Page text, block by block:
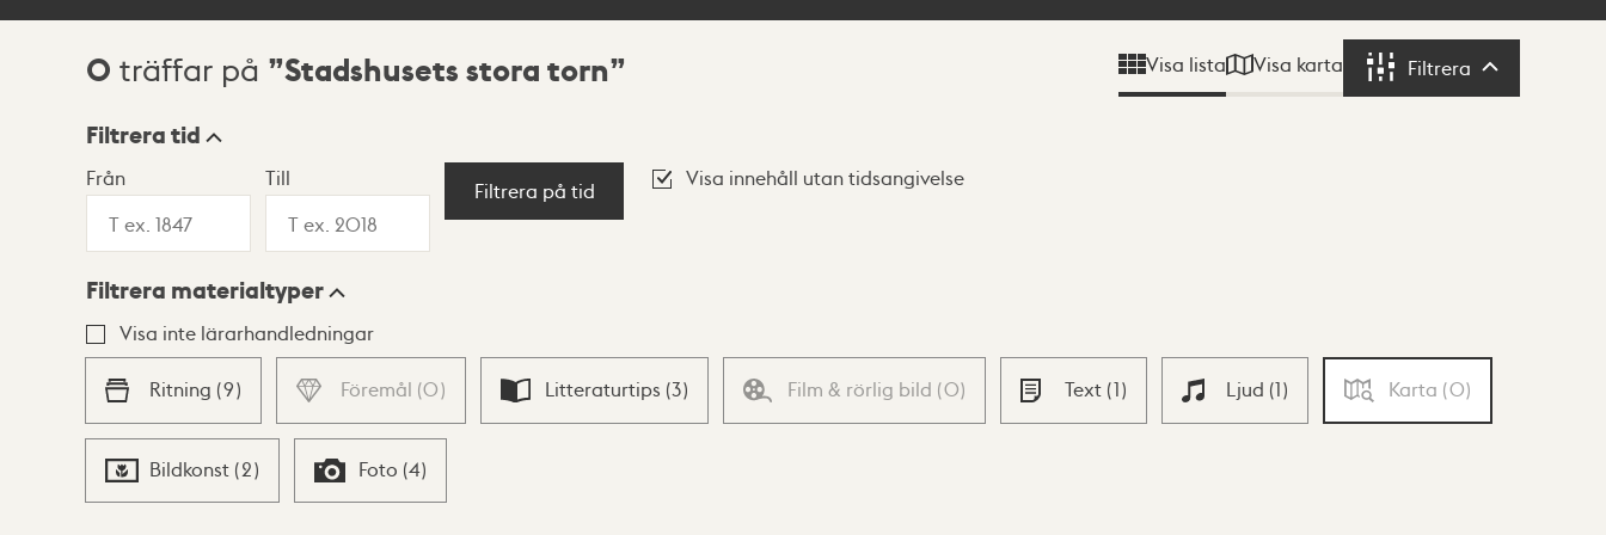
Sökresultat
0 träffar på Stadshusets stora torn Visa lista Visa karta Filtrera Filtrera
Visningsläge
Lista Karta
Filtrera tid
Från Till
Filtrera på tid
Visa innehåll utan tidsangivelse
Filtrera materialtyper
Visa inte lärarhandledningar
Ritning (9) Föremål (0) Litteraturtips (3) Film & rörlig bild (0) Text (1) Ljud (1) Karta (0)
Bildkonst (2) Foto (4)